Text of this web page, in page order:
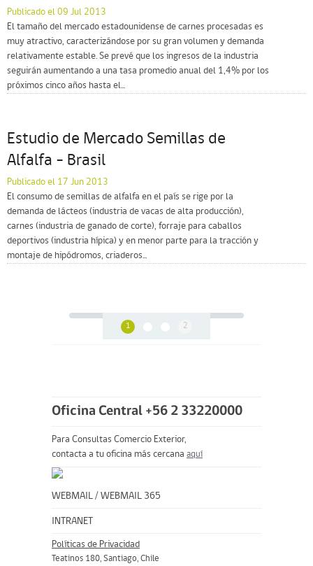
Publicado el 09 Jul 2013
El tamaño del mercado estadounidense de carnes procesadas es
muy atractivo, caracterizándose por su gran volumen y demanda
relativamente estable. Se prevé que los ingresos de la industria
seguirán aumentando a una tasa promedio anual del 1,4% por los
próximos cinco años hasta el...
Estudio de Mercado Semillas de
Alfalfa – Brasil
Publicado el 17 Jun 2013
El consumo de semillas de alfalfa en el país se rige por la
demanda de lácteos (industria de vacas de alta producción),
carnes (industria de ganado de corte), forraje para caballos
deportivos (industria hípica) y en menor parte para la tracción y
montaje de hipódromos, criaderos...
1 2
Oficina Central +56 2 33220000
Para Consultas Comercio Exterior,
contacta a tu oficina más cercana aquí
WEBMAIL / WEBMAIL 365
INTRANET
Políticas de Privacidad
Teatinos 180, Santiago, Chile